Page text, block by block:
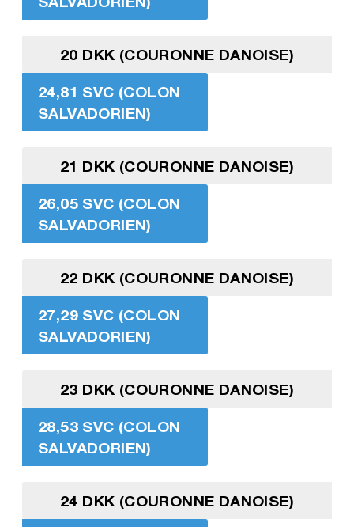
20 DKK (COURONNE DANOISE)
24,81 SVC (COLON
SALVADORIEN)
21 DKK (COURONNE DANOISE)
26,05 SVC (COLON
SALVADORIEN)
22 DKK (COURONNE DANOISE)
27,29 SVC (COLON
SALVADORIEN)
23 DKK (COURONNE DANOISE)
28,53 SVC (COLON
SALVADORIEN)
24 DKK (COURONNE DANOISE)